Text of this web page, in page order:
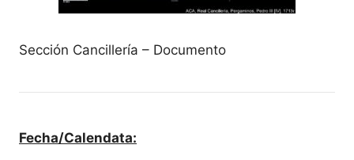
Sección Cancillería – Documento
Fecha/Calendata: